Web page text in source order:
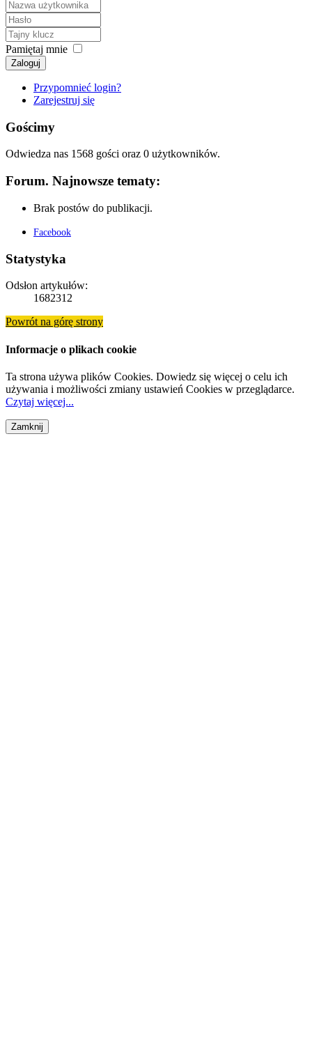
Pamiętaj mnie
Zaloguj
Przypomnieć login?
Zarejestruj się
Gościmy
Odwiedza nas 1568 gości oraz 0 użytkowników.
Forum. Najnowsze tematy:
Brak postów do publikacji.
Facebook
Statystyka
Odsłon artykułów:
1682312
Powrót na górę strony
Informacje o plikach cookie
Ta strona używa plików Cookies. Dowiedz się więcej o celu ich
używania i możliwości zmiany ustawień Cookies w przeglądarce.
Czytaj więcej...